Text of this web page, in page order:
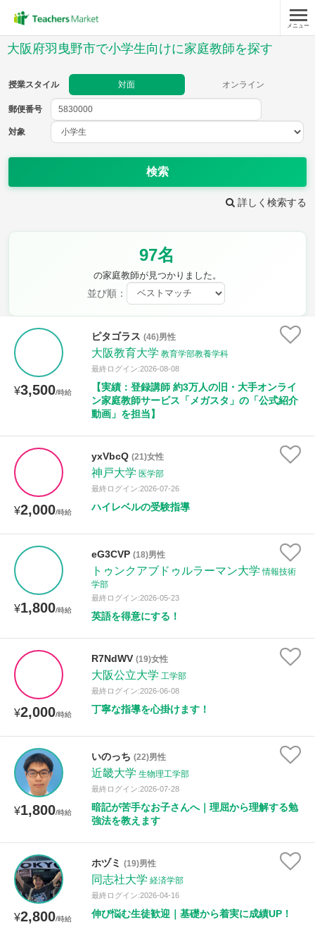
メニュー
大阪府羽曳野市で小学生向けに家庭教師を探す
授業スタイル 対面 オンライン
郵便番号
対象
検索
詳しく検索する
97名
の家庭教師が見つかりました。
並び順：
¥3,500/時給
ピタゴラス (46)男性
大阪教育大学 教育学部教養学科
最終ログイン:2026-08-08
【実績：登録講師 約3万人の旧・大手オンライ
ン家庭教師サービス「メガスタ」の「公式紹介
動画」を担当】
¥2,000/時給
yxVbcQ (21)女性
神戸大学 医学部
最終ログイン:2026-07-26
ハイレベルの受験指導
¥1,800/時給
eG3CVP (18)男性
トゥンクアブドゥルラーマン大学 情報技術
学部
最終ログイン:2026-05-23
英語を得意にする！
¥2,000/時給
R7NdWV (19)女性
大阪公立大学 工学部
最終ログイン:2026-06-08
丁寧な指導を心掛けます！
¥1,800/時給
いのっち (22)男性
近畿大学 生物理工学部
最終ログイン:2026-07-28
暗記が苦手なお子さんへ｜理屈から理解する勉
強法を教えます
¥2,800/時給
ホヅミ (19)男性
同志社大学 経済学部
最終ログイン:2026-04-16
伸び悩む生徒歓迎｜基礎から着実に成績UP！
郵便番号
教科
理科
保健・体育 図画工作 書写
時給：¥1,000 ～ ¥10,000
授業可能日
土曜日 日曜日
所属大学
距離：15km以内
年齢：18-101歳